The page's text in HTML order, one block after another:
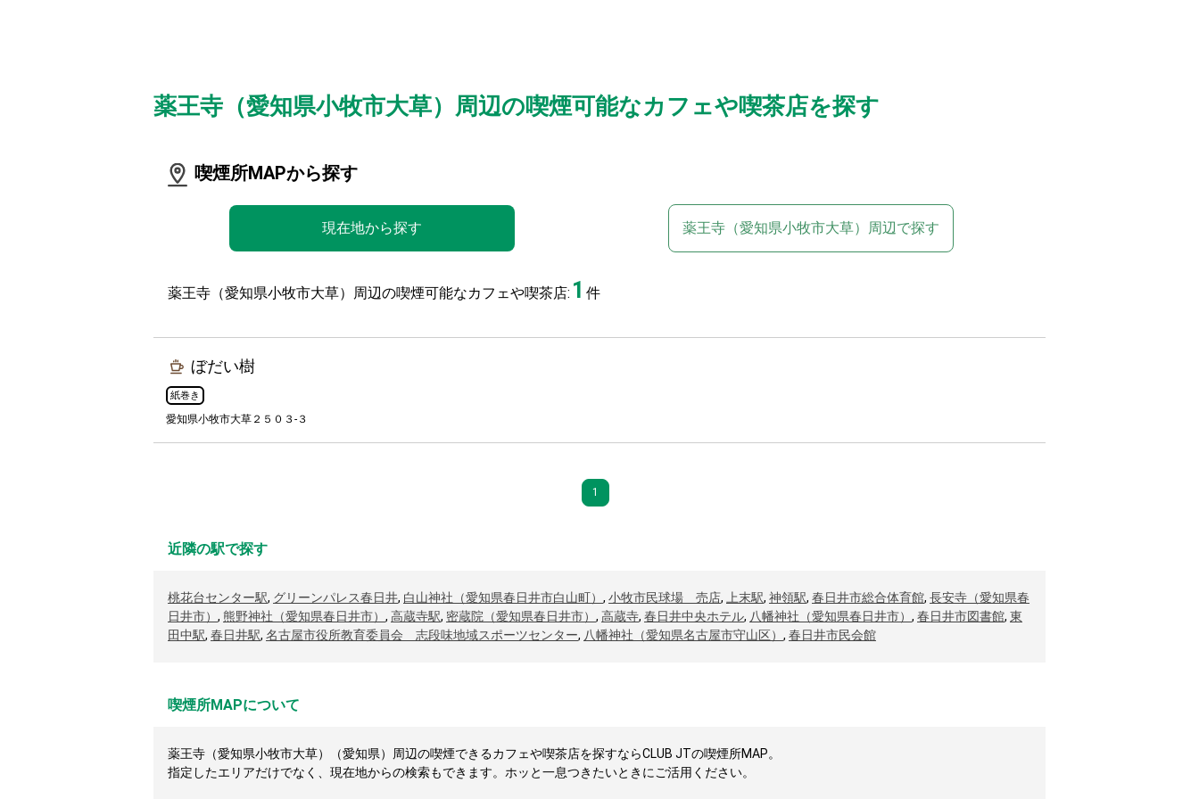
薬王寺（愛知県小牧市大草）周辺の喫煙可能なカフェや喫茶店を探す
喫煙所MAPから探す
現在地から探す 薬王寺（愛知県小牧市大草）周辺で探す
薬王寺（愛知県小牧市大草）周辺の喫煙可能なカフェや喫茶店: 1 件
ぼだい樹
紙巻き
愛知県小牧市大草２５０３-３
1
近隣の駅で探す
桃花台センター駅, グリーンパレス春日井, 白山神社（愛知県春日井市白山町） , 小牧市民球場 売店, 上末駅, 神領駅, 春日井市総合体育館, 長安寺（愛知県春
日井市） , 熊野神社（愛知県春日井市） , 高蔵寺駅, 密蔵院（愛知県春日井市） , 高蔵寺, 春日井中央ホテル, 八幡神社（愛知県春日井市） , 春日井市図書館, 東
田中駅, 春日井駅, 名古屋市役所教育委員会 志段味地域スポーツセンター, 八幡神社（愛知県名古屋市守山区） , 春日井市民会館
喫煙所MAPについて
薬王寺（愛知県小牧市大草）（愛知県）周辺の喫煙できるカフェや喫茶店を探すならCLUB JTの喫煙所MAP。
指定したエリアだけでなく、現在地からの検索もできます。ホッと一息つきたいときにご活用ください。